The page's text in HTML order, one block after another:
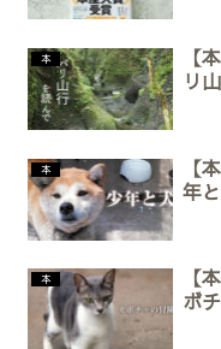
本
【
リ
本
【
年
本
【
ボ